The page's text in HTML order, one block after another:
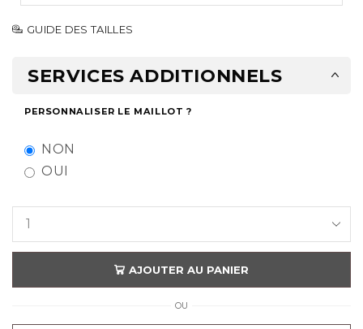
GUIDE DES TAILLES
SERVICES ADDITIONNELS
PERSONNALISER LE MAILLOT ?
NON
OUI
AJOUTER AU PANIER
OU